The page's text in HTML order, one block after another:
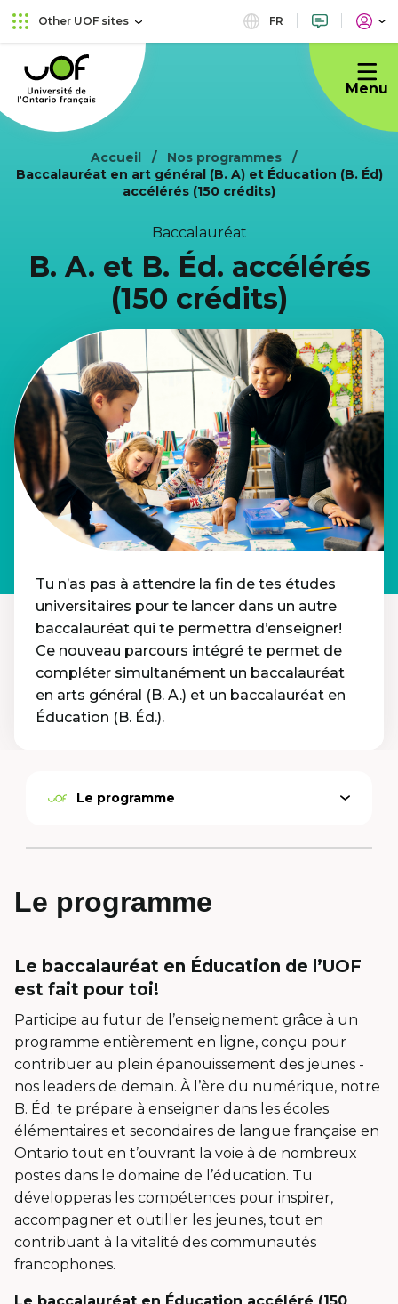
Skip
to
menu
Skip
to
Other UOF sites FR
Université
de
l'Ontario
français
Menu
Accueil
Nos programmes
Baccalauréat en art général (B. A) et Éducation (B. Éd)
accélérés (150 crédits)
Baccalauréat
B. A. et B. Éd. accélérés
(150 crédits)
Tu n’as pas à attendre la fin de tes études
universitaires pour te lancer dans un autre
baccalauréat qui te permettra d’enseigner!
Ce nouveau parcours intégré te permet de
compléter simultanément un baccalauréat
en arts général (B. A.) et un baccalauréat en
Éducation (B. Éd.).
Open
ActiveLe programme
Le programme
Le baccalauréat en Éducation de l’UOF
est fait pour toi!
Participe au futur de l’enseignement grâce à un
programme entièrement en ligne, conçu pour
contribuer au plein épanouissement des jeunes -
nos leaders de demain. À l’ère du numérique, notre
B. Éd. te prépare à enseigner dans les écoles
élémentaires et secondaires de langue française en
Ontario tout en t’ouvrant la voie à de nombreux
postes dans le domaine de l’éducation. Tu
développeras les compétences pour inspirer,
accompagner et outiller les jeunes, tout en
contribuant à la vitalité des communautés
francophones.
Le baccalauréat en Éducation accéléré (150